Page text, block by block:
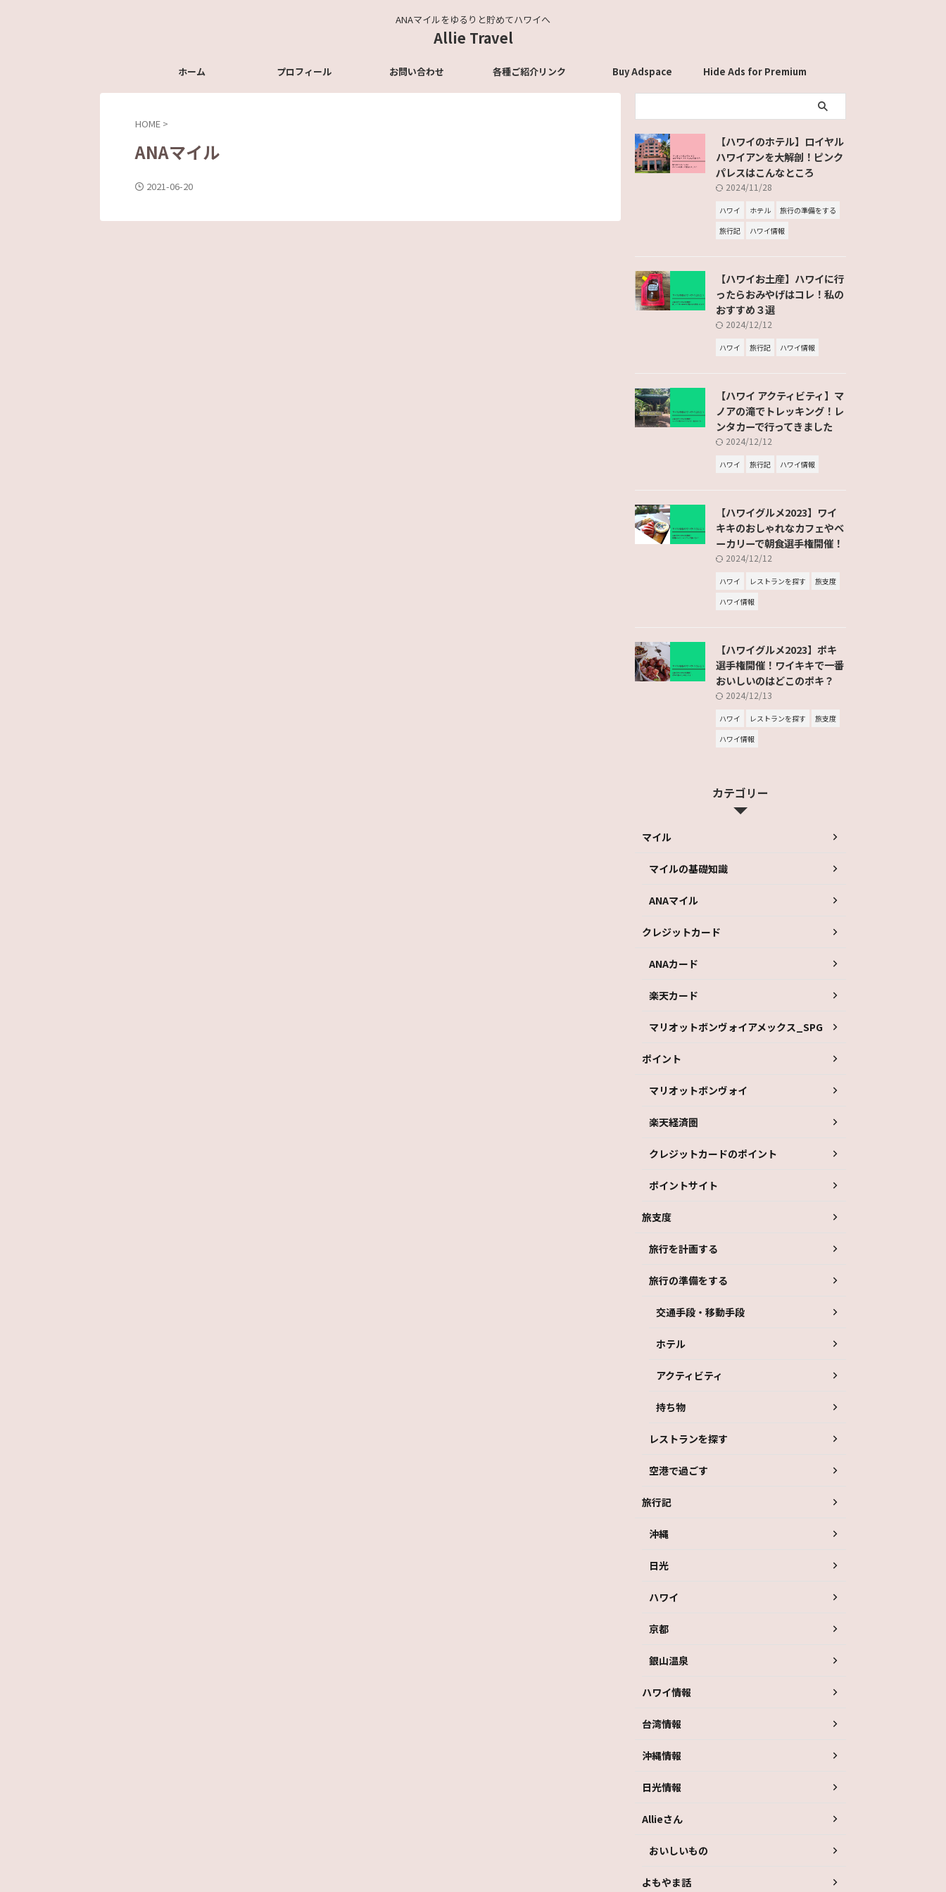
ANAマイルをゆるりと貯めてハワイへ
Allie Travel
ホーム プロフィール お問い合わせ 各種ご紹介リンク Buy Adspace Hide Ads for Premium
HOME >
ANAマイル
2021-06-20
【ハワイのホテル】ロイヤル
ハワイアンを大解剖！ピンク
パレスはこんなところ
2024/11/28
ハワイ ホテル
旅行の準備をする
旅行記
ハワイ情報
【ハワイお土産】ハワイに行
ったらおみやげはコレ！私の
おすすめ３選
2024/12/12
ハワイ 旅行記 ハワイ情報
【ハワイ アクティビティ】マ
ノアの滝でトレッキング！レ
ンタカーで行ってきました
2024/12/12
ハワイ 旅行記 ハワイ情報
【ハワイグルメ2023】ワイ
キキのおしゃれなカフェやベ
ーカリーで朝食選手権開催！
2024/12/12
ハワイ レストランを探す
旅支度
ハワイ情報
【ハワイグルメ2023】ポキ
選手権開催！ワイキキで一番
おいしいのはどこのポキ？
2024/12/13
ハワイ レストランを探す
旅支度
ハワイ情報
カテゴリー
マイル
マイルの基礎知識
ANAマイル
クレジットカード
ANAカード
楽天カード
マリオットボンヴォイアメックス_SPG
ポイント
マリオットボンヴォイ
楽天経済圏
クレジットカードのポイント
ポイントサイト
旅支度
旅行を計画する
旅行の準備をする
交通手段・移動手段
ホテル
アクティビティ
持ち物
レストランを探す
空港で過ごす
旅行記
沖縄
日光
ハワイ
京都
銀山温泉
ハワイ情報
台湾情報
沖縄情報
日光情報
Allieさん
おいしいもの
よもやま話